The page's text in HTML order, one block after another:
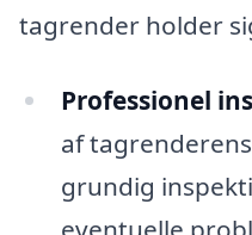
tagrender holder
Professionel
af
grundig